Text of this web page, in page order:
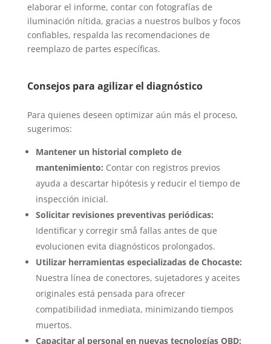
elaborar el informe, contar con fotografías de
iluminación nítida, gracias a nuestros bulbos y focos
confiables, respalda las recomendaciones de
reemplazo de partes específicas.
Consejos para agilizar el diagnóstico
Para quienes deseen optimizar aún más el proceso,
sugerimos:
Mantener un historial completo de
mantenimiento: Contar con registros previos
ayuda a descartar hipótesis y reducir el tiempo de
inspección inicial.
Solicitar revisiones preventivas periódicas:
Identificar y corregir små fallas antes de que
evolucionen evita diagnósticos prolongados.
Utilizar herramientas especializadas de Chocaste:
Nuestra línea de conectores, sujetadores y aceites
originales está pensada para ofrecer
compatibilidad inmediata, minimizando tiempos
muertos.
Capacitar al personal en nuevas tecnologías OBD: